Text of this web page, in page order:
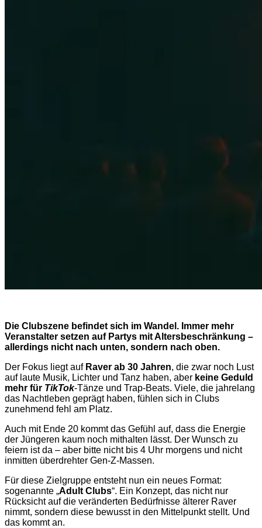
Die Clubszene befindet sich im Wandel. Immer mehr
Veranstalter setzen auf Partys mit Altersbeschränkung –
allerdings nicht nach unten, sondern nach oben.
Der Fokus liegt aufRaver ab 30 Jahren, die zwar noch Lust
auf laute Musik, Lichter und Tanz haben, aber keine Geduld
mehr für TikTok-Tänze und Trap-Beats. Viele, die jahrelang
das Nachtleben geprägt haben, fühlen sich in Clubs
zunehmend fehl am Platz.
Auch mit Ende 20 kommt das Gefühl auf, dass die Energie
der Jüngeren kaum noch mithalten lässt. Der Wunsch zu
feiern ist da – aber bitte nicht bis 4 Uhr morgens und nicht
inmitten überdrehter Gen-Z-Massen.
Für diese Zielgruppe entsteht nun ein neues Format:
sogenannte „Adult Clubs“. Ein Konzept, das nicht nur
Rücksicht auf die veränderten Bedürfnisse älterer Raver
nimmt, sondern diese bewusst in den Mittelpunkt stellt. Und
das kommt an.